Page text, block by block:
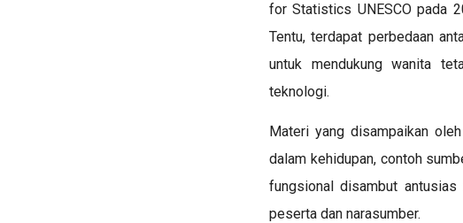
for Statistics UNESCO pada
Tentu, terdapat perbedaan
untuk mendukung wanita
teknologi.
Materi yang disampaikan
dalam kehidupan, contoh
fungsional disambut
peserta dan narasumber.